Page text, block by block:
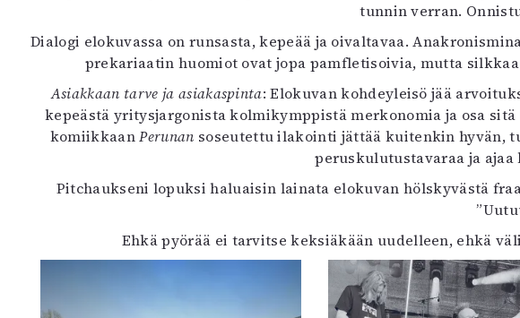
tunnin verran.
Dialogi elokuvassa on runsasta, kepeää ja oivaltavaa.
prekariaatin huomiot ovat jopa pamfletisoivia, mutta
Asiakkaan tarve ja asiakaspinta: Elokuvan kohdeyleisö jää
kepeästä yritysjargonista kolmikymppistä merkonomia ja osa
komiikkaanPerunan soseutettu ilakointi jättää kuitenkin hyvän,
peruskulutustavaraa ja
Pitchaukseni lopuksi haluaisin lainata elokuvan hölskyvästä
Ehkä pyörää ei tarvitse keksiäkään uudelleen, ehkä